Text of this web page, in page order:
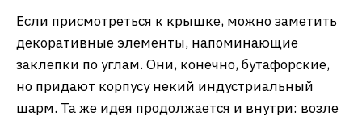
Если присмотреться к крышке, можно заметить
декоративные элементы, напоминающие
заклепки по углам. Они, конечно, бутафорские,
но придают корпусу некий индустриальный
шарм. Та же идея продолжается и внутри: возле